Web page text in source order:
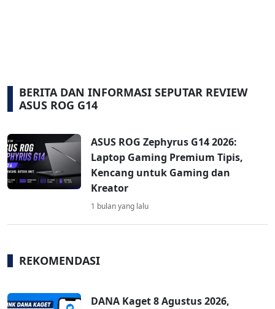
BERITA DAN INFORMASI SEPUTAR REVIEW
ASUS ROG G14
ASUS ROG Zephyrus G14 2026:
Laptop Gaming Premium Tipis,
Kencang untuk Gaming dan
Kreator
1 bulan yang lalu
REKOMENDASI
DANA Kaget 8 Agustus 2026,